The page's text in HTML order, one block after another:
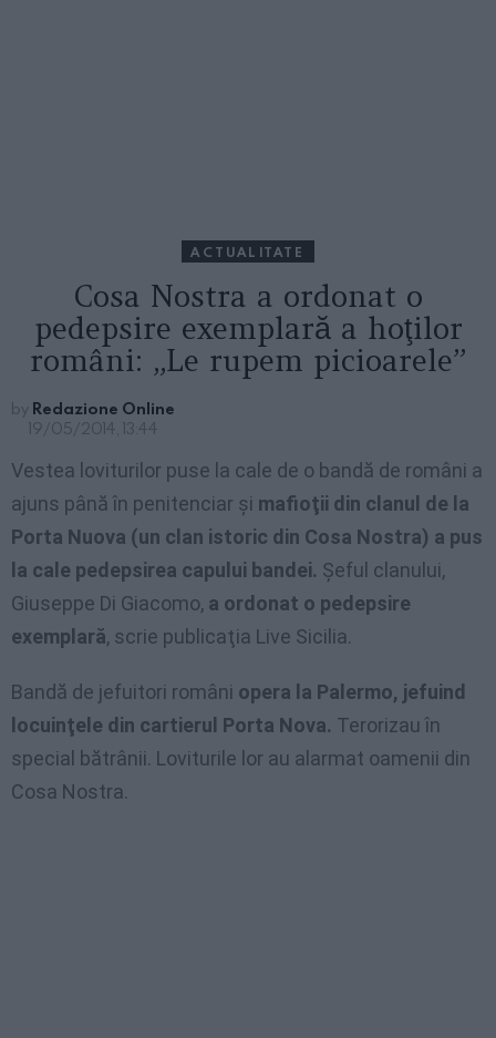
ACTUALITATE
Cosa Nostra a ordonat o
pedepsire exemplară a hoţilor
români: „Le rupem picioarele”
by Redazione Online
19/05/2014, 13:44
Vestea loviturilor puse la cale de o bandă de români a
ajuns până în penitenciar şi mafioţii din clanul de la
Porta Nuova (un clan istoric din Cosa Nostra) a pus
la cale pedepsirea capului bandei. Şeful clanului,
Giuseppe Di Giacomo, a ordonat o pedepsire
exemplară, scrie publicaţia Live Sicilia.
Bandă de jefuitori români opera la Palermo, jefuind
locuinţele din cartierul Porta Nova. Terorizau în
special bătrânii. Loviturile lor au alarmat oamenii din
Cosa Nostra.